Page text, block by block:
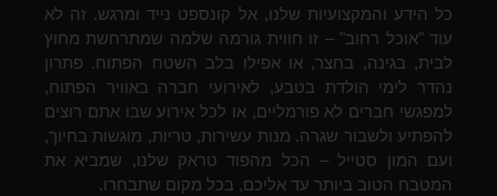
כל הידע והמקצועיות שלנו, אל קונספט נייד ומרגש. זה לא
עוד "אוכל רחוב" – זו חווית גורמה שלמה שמתרחשת מחוץ
לבית, בגינה, בחצר, או אפילו בלב השטח הפתוח. פתרון
נהדר לימי הולדת בטבע, לאירועי חברה באוויר הפתוח,
למפגשי חברים לא פורמליים, או לכל אירוע שבו אתם רוצים
להפתיע ולשבור שגרה. מנות עשירות, טריות, מוגשות בחיוך,
ועם המון סטייל – הכל מהפוד טראק שלנו, שמביא את
המטבח הטוב ביותר עד אליכם, בכל מקום שתבחרו.